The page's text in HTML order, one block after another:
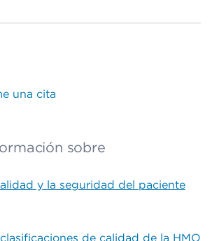
una cita
sobre
y la seguridad del paciente
de calidad de la HMO